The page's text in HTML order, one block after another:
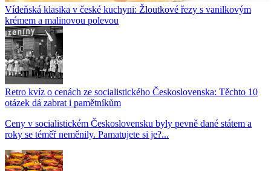
Vídeňská klasika v české kuchyni: Žloutkové řezy s vanilkovým
krémem a malinovou polevou
Retro kvíz o cenách ze socialistického Československa: Těchto 10
otázek dá zabrat i pamětníkům
Ceny v socialistickém Československu byly pevně dané státem a
roky se téměř neměnily. Pamatujete si je?...